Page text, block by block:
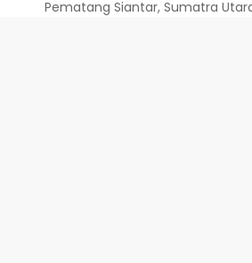
Pematang Siantar, Sumatra Utara.